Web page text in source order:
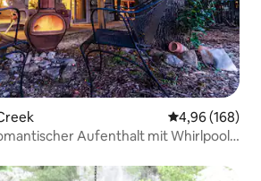
4,96 (168)
Aufenthalt mit Whirlpool